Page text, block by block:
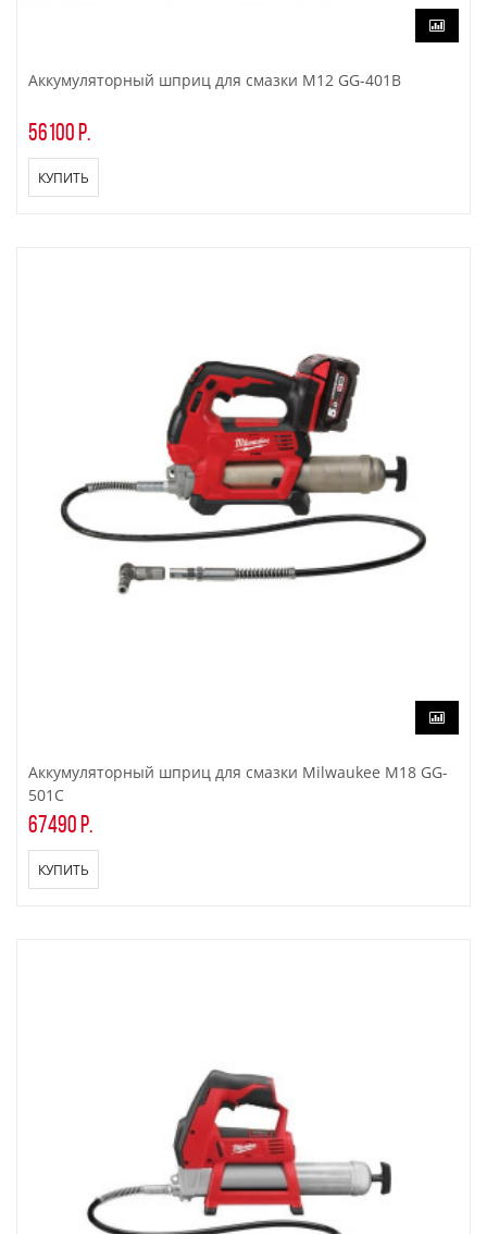
Аккумуляторный шприц для смазки M12 GG-401B
56100 р.
КУПИТЬ
Аккумуляторный шприц для смазки Milwaukee M18 GG-
501C
67490 р.
КУПИТЬ